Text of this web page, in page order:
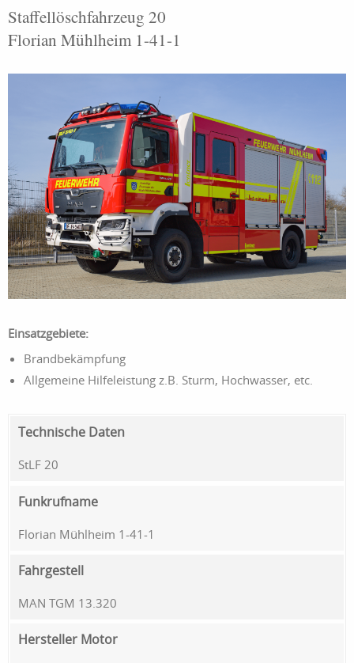
Staffellöschfahrzeug 20
Florian Mühlheim 1-41-1
Einsatzgebiete:
Brandbekämpfung
Allgemeine Hilfeleistung z.B. Sturm, Hochwasser, etc.
Technische Daten
StLF 20
Funkrufname
Florian Mühlheim 1-41-1
Fahrgestell
MAN TGM 13.320
Hersteller Motor